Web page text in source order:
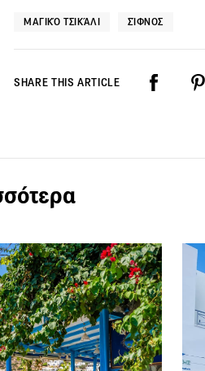
ΜΑΓΙΚΌ ΤΣΙΚΆΛΙ ΣΊΦΝΟΣ
SHARE THIS ARTICLE